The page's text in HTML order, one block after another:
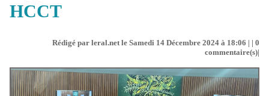
HCCT
Rédigé par leral.net le Samedi 14 Décembre 2024 à 18:06 | | 0
commentaire(s)|